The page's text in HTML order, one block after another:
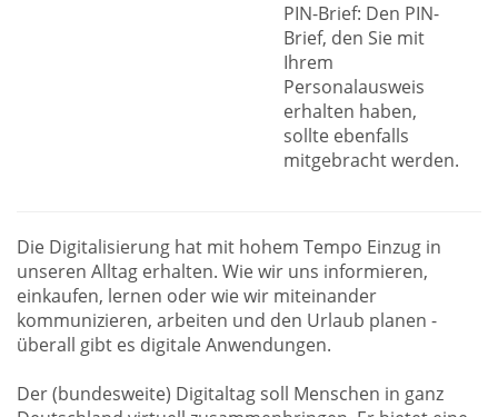
PIN-Brief: Den PIN-
Brief, den Sie mit
Ihrem
Personalausweis
erhalten haben,
sollte ebenfalls
mitgebracht werden.
Die Digitalisierung hat mit hohem Tempo Einzug in
unseren Alltag erhalten. Wie wir uns informieren,
einkaufen, lernen oder wie wir miteinander
kommunizieren, arbeiten und den Urlaub planen -
überall gibt es digitale Anwendungen.
Der (bundesweite) Digitaltag soll Menschen in ganz